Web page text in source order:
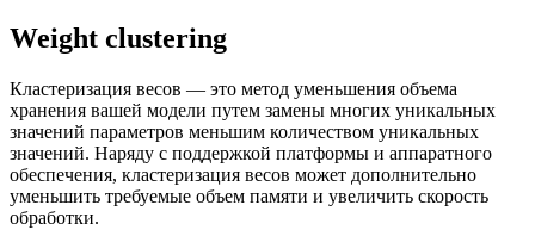
Weight clustering
Кластеризация весов — это метод уменьшения объема
хранения вашей модели путем замены многих уникальных
значений параметров меньшим количеством уникальных
значений. Наряду с поддержкой платформы и аппаратного
обеспечения, кластеризация весов может дополнительно
уменьшить требуемые объем памяти и увеличить скорость
обработки.